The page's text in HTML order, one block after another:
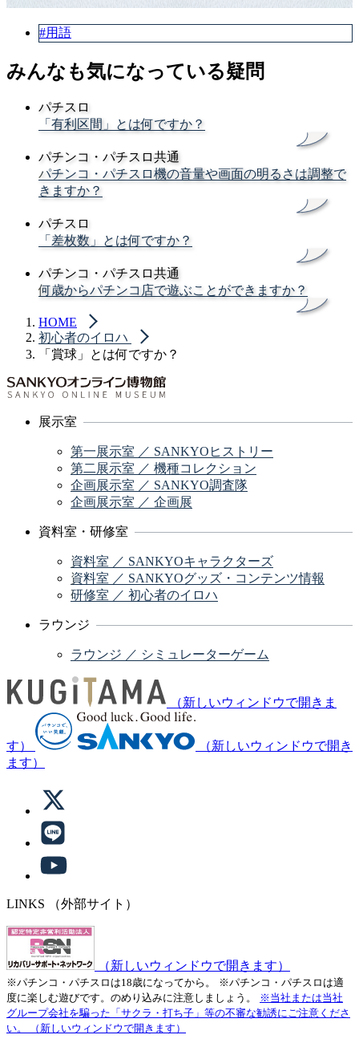
#用語
みんなも気になっている疑問
パチスロ
「有利区間」とは何ですか？
パチンコ・パチスロ共通
パチンコ・パチスロ機の音量や画面の明るさは調整で
きますか？
パチスロ
「差枚数」とは何ですか？
パチンコ・パチスロ共通
何歳からパチンコ店で遊ぶことができますか？
HOME
初心者のイロハ
「賞球」とは何ですか？
展示室
第一展示室 ／ SANKYOヒストリー
第二展示室 ／ 機種コレクション
企画展示室 ／ SANKYO調査隊
企画展示室 ／ 企画展
資料室・研修室
資料室 ／ SANKYOキャラクターズ
資料室 ／ SANKYOグッズ・コンテンツ情報
研修室 ／ 初心者のイロハ
ラウンジ
ラウンジ ／ シミュレーターゲーム
（新しいウィンドウで開きま
す）
（新しいウィンドウで開き
ます）
LINKS （外部サイト）
（新しいウィンドウで開きます）
※パチンコ・パチスロは18歳になってから。
※パチンコ・パチスロは適
度に楽しむ遊びです。のめり込みに注意しましょう。
※当社または当社
グループ会社を騙った「サクラ・打ち子」等の不審な勧誘にご注意くださ
い。
（新しいウィンドウで開きます）